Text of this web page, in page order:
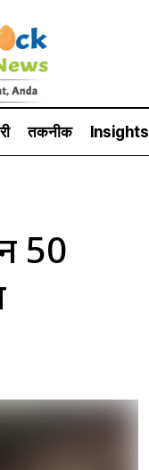
तकनीक Insights
50